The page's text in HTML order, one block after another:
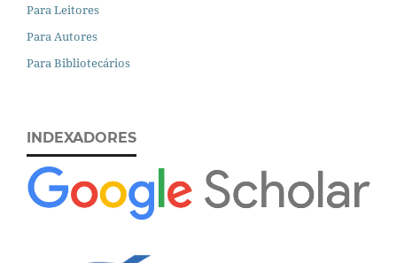
Para Leitores
Para Autores
Para Bibliotecários
INDEXADORES